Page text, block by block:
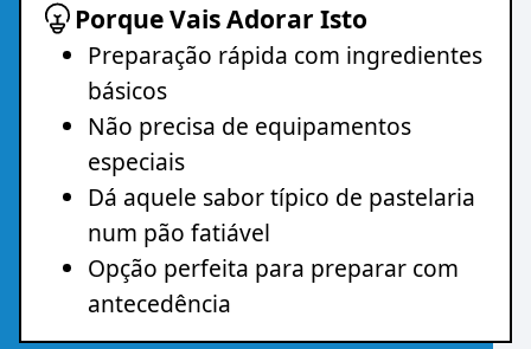
Porque Vais Adorar Isto
Preparação rápida com ingredientes
básicos
Não precisa de equipamentos
especiais
Dá aquele sabor típico de pastelaria
num pão fatiável
Opção perfeita para preparar com
antecedência